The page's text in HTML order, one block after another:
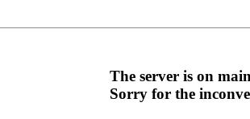
The server is on
Sorry for the